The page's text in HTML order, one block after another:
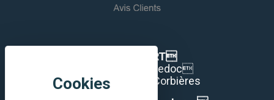
Maison TORT
36 rue du Languedoc
11200 Lézignan Corbières